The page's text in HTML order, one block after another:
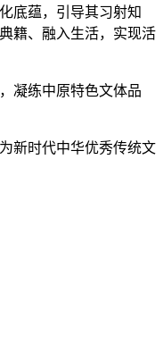
底蕴，引导其习射知
籍、融入生活，实现活
凝练中原特色文体品
新时代中华优秀传统文